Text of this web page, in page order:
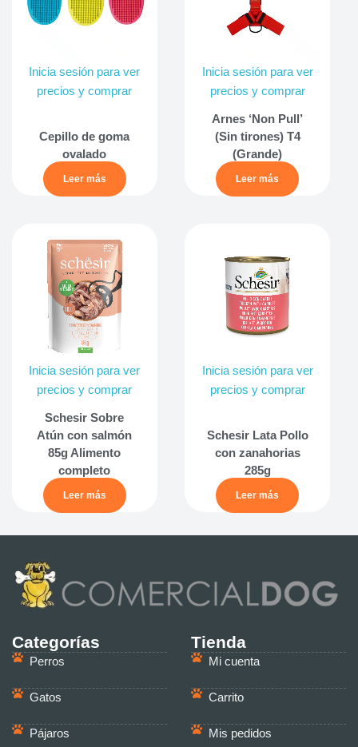
Inicia sesión para ver
precios y comprar
Cepillo de goma
ovalado
Leer más
Inicia sesión para ver
precios y comprar
Arnes ‘Non Pull’
(Sin tirones) T4
(Grande)
Leer más
Inicia sesión para ver
precios y comprar
Schesir Sobre
Atún con salmón
85g Alimento
completo
Leer más
Inicia sesión para ver
precios y comprar
Schesir Lata Pollo
con zanahorias
285g
Leer más
Categorías
Perros
Gatos
Pájaros
Tienda
Mi cuenta
Carrito
Mis pedidos